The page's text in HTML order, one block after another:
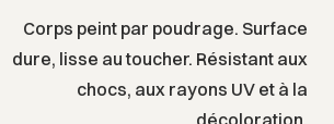
Corps peint par poudrage. Surface
dure, lisse au toucher. Résistant aux
chocs, aux rayons UV et à la
décoloration.